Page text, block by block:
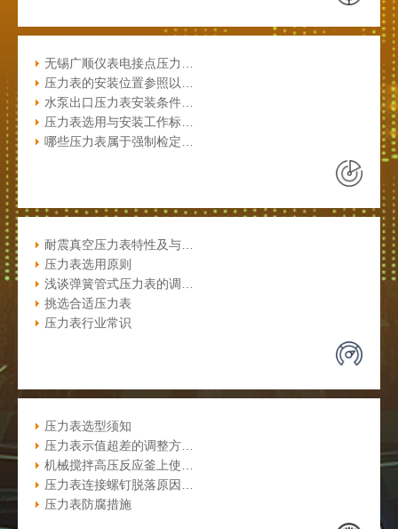
无锡广顺仪表电接点压力…
压力表的安装位置参照以…
水泵出口压力表安装条件…
压力表选用与安装工作标…
哪些压力表属于强制检定…
耐震真空压力表特性及与…
压力表选用原则
浅谈弹簧管式压力表的调…
挑选合适压力表
压力表行业常识
压力表选型须知
压力表示值超差的调整方…
机械搅拌高压反应釜上使…
压力表连接螺钉脱落原因…
压力表防腐措施